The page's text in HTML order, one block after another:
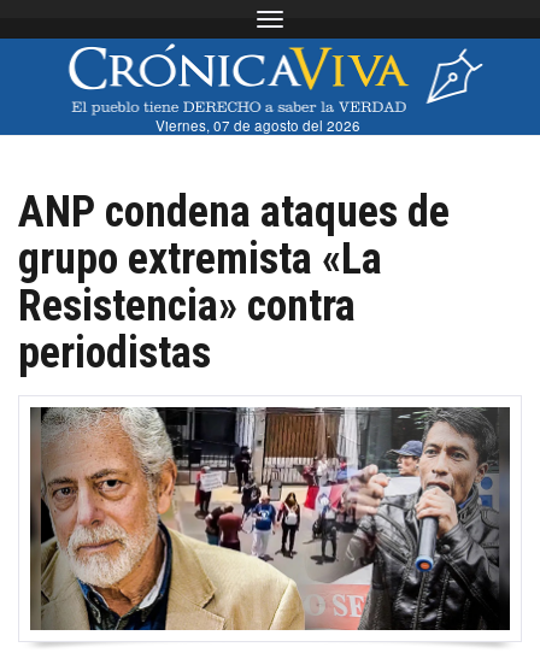
Toggle navigation
Viernes, 07 de agosto del 2026
ANP condena ataques de
grupo extremista «La
Resistencia» contra
periodistas